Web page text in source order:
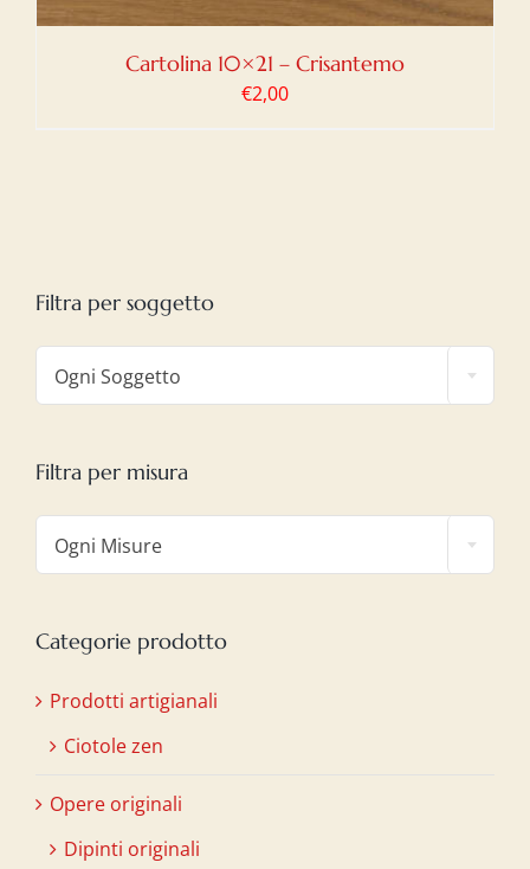
Cartolina 10×21 – Crisantemo
€2,00
Filtra per soggetto
Ogni Soggetto
Filtra per misura
Ogni Misure
Categorie prodotto
Prodotti artigianali
Ciotole zen
Opere originali
Dipinti originali